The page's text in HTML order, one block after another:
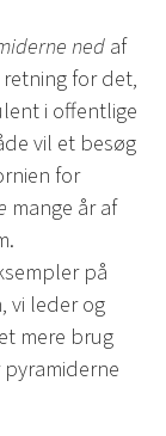
nedaf
for det,
i offentlige
vil et besøg
for
mange år af
på
vi leder og
mere brug